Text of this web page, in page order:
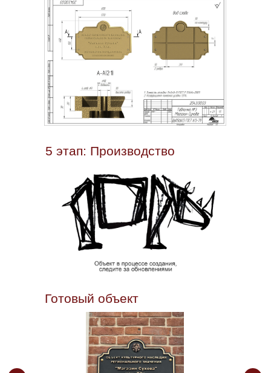
5 этап: Производство
Готовый объект